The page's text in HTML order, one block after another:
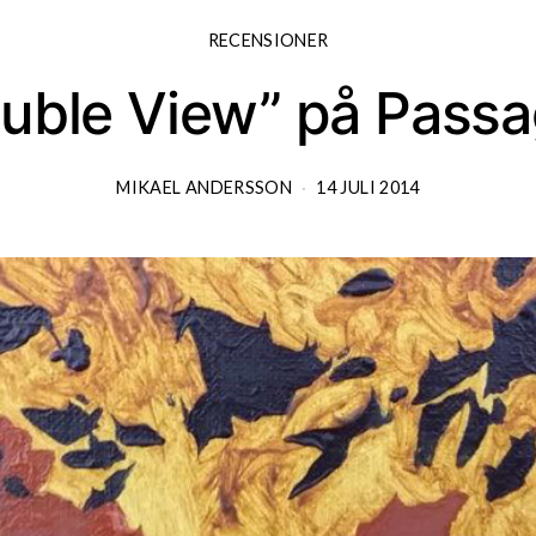
RECENSIONER
View” på
MIKAEL ANDERSSON 14 JULI 2014